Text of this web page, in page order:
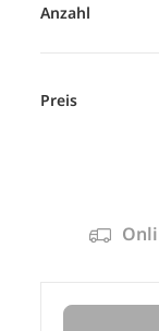
Anzahl
Preis